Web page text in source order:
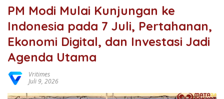
PM Modi Mulai Kunjungan ke
Indonesia pada 7 Juli, Pertahanan,
Ekonomi Digital, dan Investasi Jadi
Agenda Utama
Vritimes
Juli 9, 2026